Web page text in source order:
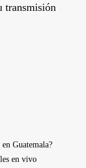
transmisión
Guatemala?
en vivo